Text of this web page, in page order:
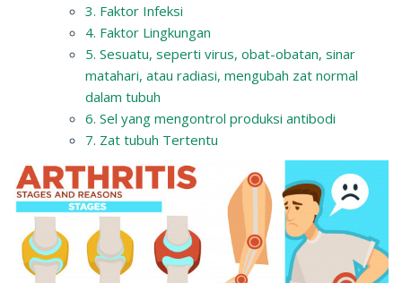
3. Faktor Infeksi
4. Faktor Lingkungan
5. Sesuatu, seperti virus, obat-obatan, sinar
matahari, atau radiasi, mengubah zat normal
dalam tubuh
6. Sel yang mengontrol produksi antibodi
7. Zat tubuh Tertentu